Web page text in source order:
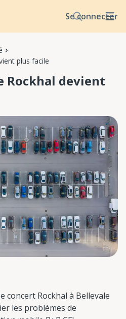
Se connecter
plus facile
Rockhal devient
concert Rockhal à Bellevale
les problèmes de